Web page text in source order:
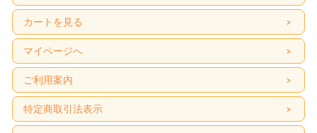
カートを見る
マイページへ
ご利用案内
特定商取引法表示